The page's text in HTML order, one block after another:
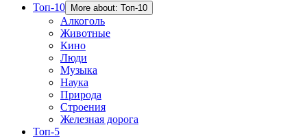
Топ-10
More about: Топ-10
Алкоголь
Животные
Кино
Люди
Музыка
Наука
Природа
Строения
Железная дорога
Топ-5